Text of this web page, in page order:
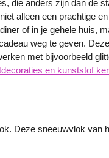
die anders zijn dan de
alleen een prachtige
of in je gehele huis,
weg te geven.
met bijvoorbeeld
en kunststof
Deze sneeuwvlok van